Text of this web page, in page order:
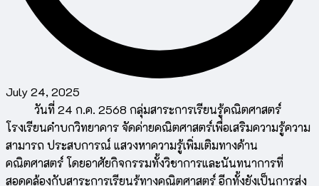
July 24, 2025
วันที่ 24 ก.ค. 2568 กลุ่มสาระการเรียนรู้คณิตศาสตร์
โรงเรียนคำบกวิทยาคาร จัดค่ายคณิตศาสตร์เพื่อเสริมความรู้ความ
สามารถ ประสบการณ์ แสวงหาความรู้เพิ่มเติมทางด้าน
คณิตศาสตร์ โดยอาศัยกิจกรรมทั้งวิชาการและนันทนาการที่
สอดคล้องกับสาระการเรียนรู้ทางคณิตศาสตร์ อีกทั้งยังเป็นการส่ง